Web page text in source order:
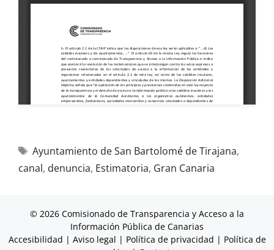
Ayuntamiento de San Bartolomé de Tirajana,
canal, denuncia, Estimatoria, Gran Canaria
© 2026 Comisionado de Transparencia y Acceso a la
Información Pública de Canarias
Accesibilidad | Aviso legal | Política de privacidad | Política de